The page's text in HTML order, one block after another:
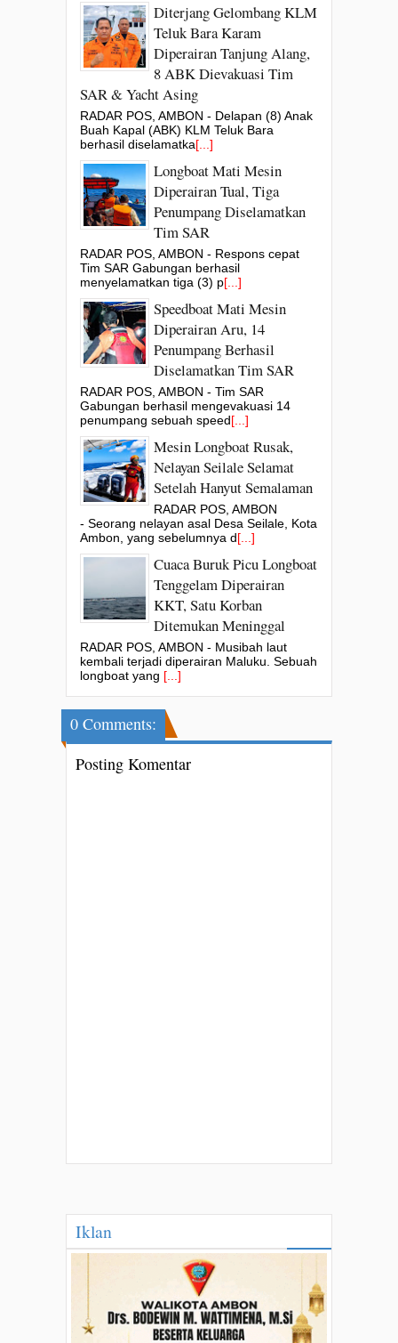
Diterjang Gelombang KLM
Teluk Bara Karam
Diperairan Tanjung Alang,
8 ABK Dievakuasi Tim
SAR & Yacht Asing
RADAR POS, AMBON - Delapan (8) Anak
Buah Kapal (ABK) KLM Teluk Bara
berhasil diselamatka[...]
Longboat Mati Mesin
Diperairan Tual, Tiga
Penumpang Diselamatkan
Tim SAR
RADAR POS, AMBON - Respons cepat
Tim SAR Gabungan berhasil
menyelamatkan tiga (3) p[...]
Speedboat Mati Mesin
Diperairan Aru, 14
Penumpang Berhasil
Diselamatkan Tim SAR
RADAR POS, AMBON - Tim SAR
Gabungan berhasil mengevakuasi 14
penumpang sebuah speed[...]
Mesin Longboat Rusak,
Nelayan Seilale Selamat
Setelah Hanyut Semalaman
RADAR POS, AMBON
- Seorang nelayan asal Desa Seilale, Kota
Ambon, yang sebelumnya d[...]
Cuaca Buruk Picu Longboat
Tenggelam Diperairan
KKT, Satu Korban
Ditemukan Meninggal
RADAR POS, AMBON - Musibah laut
kembali terjadi diperairan Maluku. Sebuah
longboat yang [...]
0 Comments:
Posting Komentar
Iklan